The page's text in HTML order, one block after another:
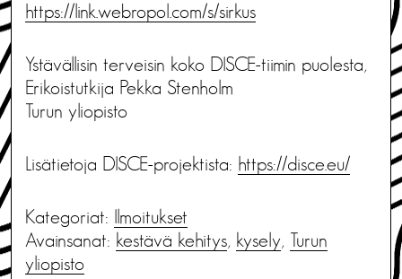
https://link.webropol.com/s/sirkus
Ystävällisin terveisin koko DISCE-tiimin puolesta,
Erikoistutkija Pekka Stenholm
Turun yliopisto
Lisätietoja DISCE-projektista: https://disce.eu/
Kategoriat: Ilmoitukset
Avainsanat: kestävä kehitys, kysely, Turun
yliopisto